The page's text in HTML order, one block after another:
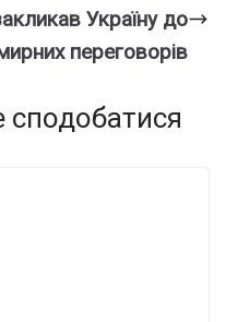
Україну до
переговорів